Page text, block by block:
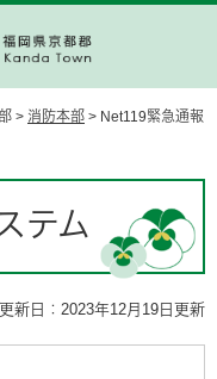
> 消防本部 > Net119緊急通報
テム
更新日：2023年12月19日更新